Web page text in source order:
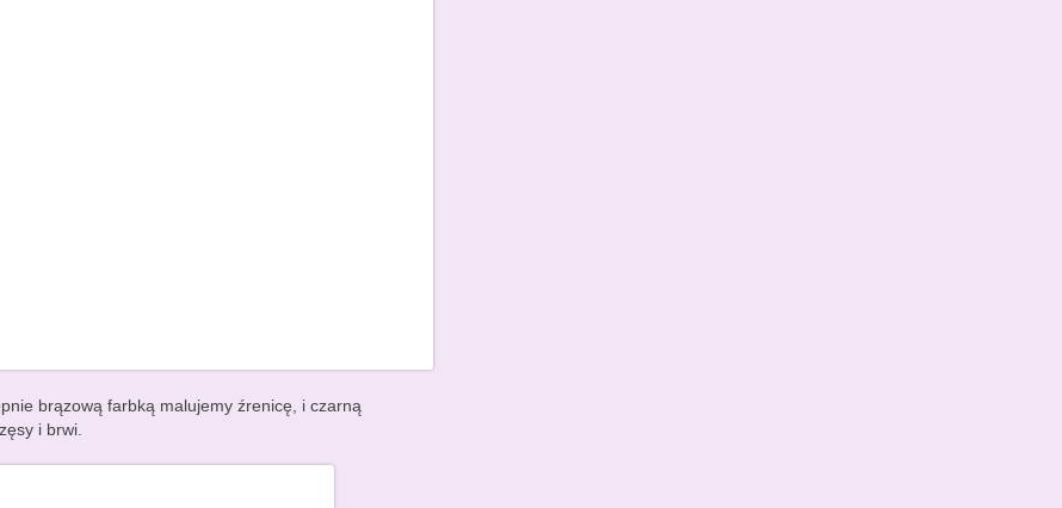
brązową farbką malujemy źrenicę, i czarną
i brwi.